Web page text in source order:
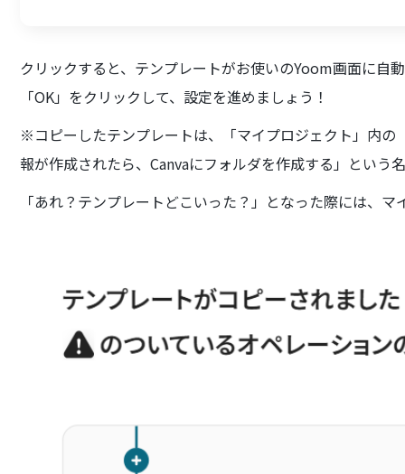
クリックすると、テンプレートがお使いのYoom画面に自
「OK」をクリックして、設定を進めましょう！
※コピーしたテンプレートは、「マイプロジェクト」内
報が作成されたら、Canvaにフォルダを作成する」という
「あれ？テンプレートどこいった？」となった際には、